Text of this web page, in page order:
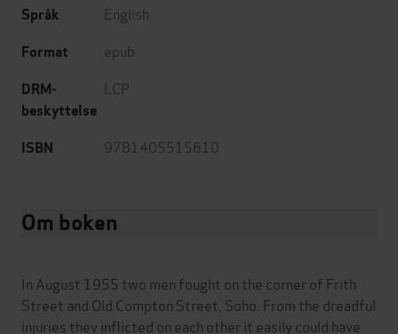
Språk English
Format epub
DRM-
beskyttelse
LCP
ISBN 9781405515610
Om boken
In August 1955 two men fought on the corner of Frith
Street and Old Compton Street, Soho. From the dreadful
injuries they inflicted on each other it easily could have